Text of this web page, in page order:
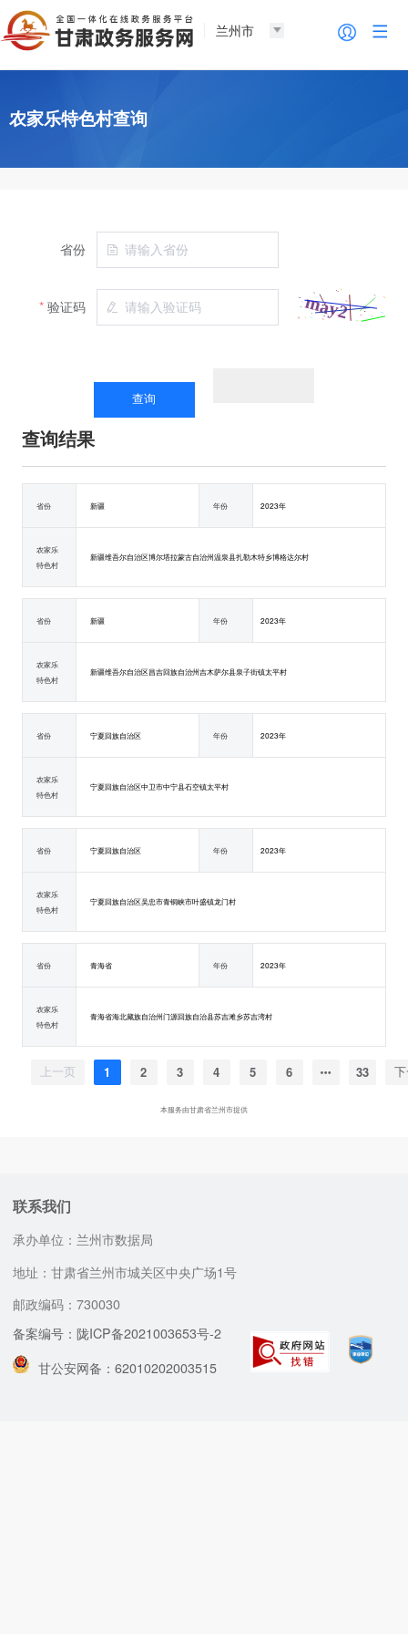
兰州市
农家乐特色村查询
省份
验证码
查询结果
省份 新疆 年份 2023年
农家乐
特色村
新疆维吾尔自治区博尔塔拉蒙古自治州温泉县扎勒木特乡博格达尔村
省份 新疆 年份 2023年
农家乐
特色村
新疆维吾尔自治区昌吉回族自治州吉木萨尔县泉子街镇太平村
省份 宁夏回族自治区 年份 2023年
农家乐
特色村
宁夏回族自治区中卫市中宁县石空镇太平村
省份 宁夏回族自治区 年份 2023年
农家乐
特色村
宁夏回族自治区吴忠市青铜峡市叶盛镇龙门村
省份 青海省 年份 2023年
农家乐
特色村
青海省海北藏族自治州门源回族自治县苏吉滩乡苏吉湾村
上一页 1 2 3 4 5 6 33
本服务由甘肃省兰州市提供
联系我们
承办单位：兰州市数据局
地址：甘肃省兰州市城关区中央广场1号
邮政编码：730030
备案编号：陇ICP备2021003653号-2
甘公安网备：62010202003515